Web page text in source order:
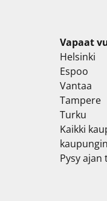
Vapaat
Helsinki
Espoo
Vantaa
Tampere
Turku
Kaikki
Pysy